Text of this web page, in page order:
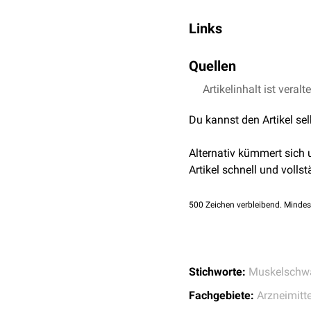
teurer. Die Orphan-
Müdigkeit
Schlafstörungen
Bei höheren
Links
Quellen
↑1,0 1,1 Deutsche
Artikelinhalt ist
Du kannst den Artikel
Alternativ kümmert sich
Artikel schnell und
500 Zeichen verbleibend.
Stichworte:
Fachgebiete: